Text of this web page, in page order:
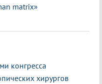
matrix»
конгресса
хирургов